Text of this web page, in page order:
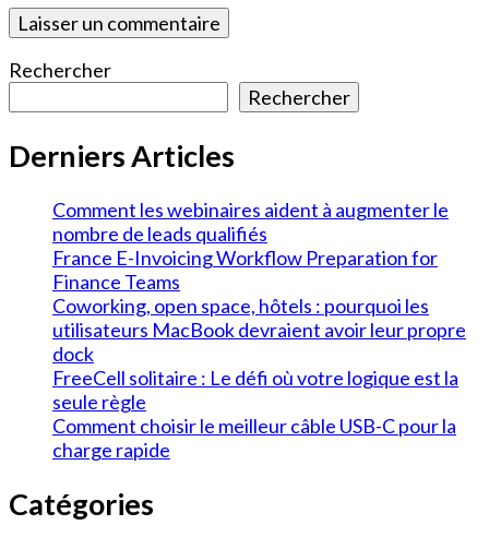
Rechercher
Rechercher
Derniers Articles
Comment les webinaires aident à augmenter le
nombre de leads qualifiés
France E-Invoicing Workflow Preparation for
Finance Teams
Coworking, open space, hôtels : pourquoi les
utilisateurs MacBook devraient avoir leur propre
dock
FreeCell solitaire : Le défi où votre logique est la
seule règle
Comment choisir le meilleur câble USB-C pour la
charge rapide
Catégories